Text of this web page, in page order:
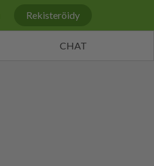
Rekisteröidy
CHAT